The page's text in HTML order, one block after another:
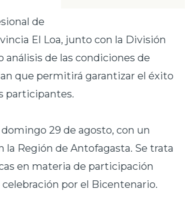
de
El Loa, junto con la División
análisis de las condiciones de
que permitirá garantizar el éxito
participantes.
29 de agosto, con un
la Región de Antofagasta. Se trata
en materia de participación
por el Bicentenario.